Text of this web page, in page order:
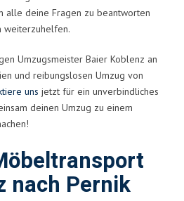
alle deine Fragen zu beantworten
weiterzuhelfen.
Umzugsmeister Baier Koblenz an
und reibungslosen Umzug von
uns jetzt für ein unverbindliches
deinen Umzug zu einem
nach Pernik